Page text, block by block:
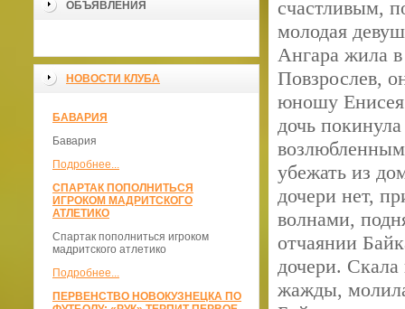
ОБЪЯВЛЕНИЯ
НОВОСТИ КЛУБА
БАВАРИЯ
Бавария
Подробнее...
СПАРТАК ПОПОЛНИТЬСЯ
ИГРОКОМ МАДРИТСКОГО
АТЛЕТИКО
Спартак пополниться игроком
мадритского атлетико
Подробнее...
ПЕРВЕНСТВО НОВОКУЗНЕЦКА ПО
счастливым,
молодая
Ангара жила
Повзрослев,
юношу
дочь
убежать из
дочери нет,
волнами,
отчаянии
дочери.
жажды,